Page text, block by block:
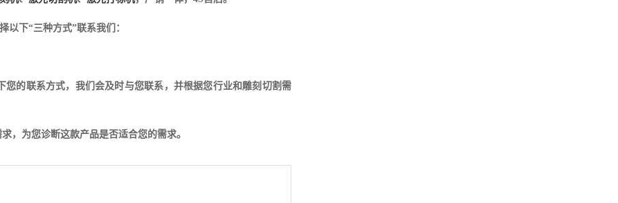
下“三种方式”联系我们：
您的联系方式，我们会及时与您联系，并根据您行业和雕刻切割需
，为您诊断这款产品是否适合您的需求。